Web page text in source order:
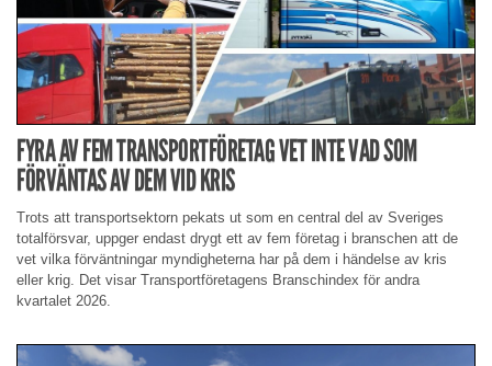
FYRA AV FEM TRANSPORTFÖRETAG VET INTE VAD SOM
FÖRVÄNTAS AV DEM VID KRIS
Trots att transportsektorn pekats ut som en central del av Sveriges
totalförsvar, uppger endast drygt ett av fem företag i branschen att de
vet vilka förväntningar myndigheterna har på dem i händelse av kris
eller krig. Det visar Transportföretagens Branschindex för andra
kvartalet 2026.